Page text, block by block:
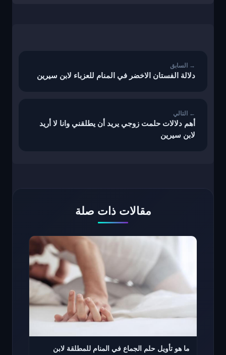
دلالة الفستان الاخضر في المنام للعزباء لابن سيرين
أهم دلالات حلمت زوجي يريد أن يطلقني وانا لا أريد
لابن سيرين
مقالات ذات صلة
ما هو تأويل حلم الجماع في المنام للمطلقة لابن